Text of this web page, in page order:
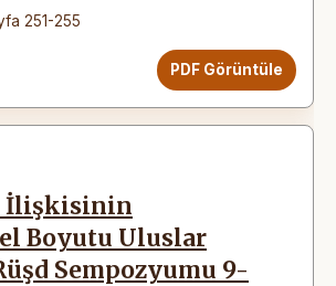
251-255
PDF Görüntüle
İlişkisinin
Boyutu Uluslar
Sempozyumu 9-